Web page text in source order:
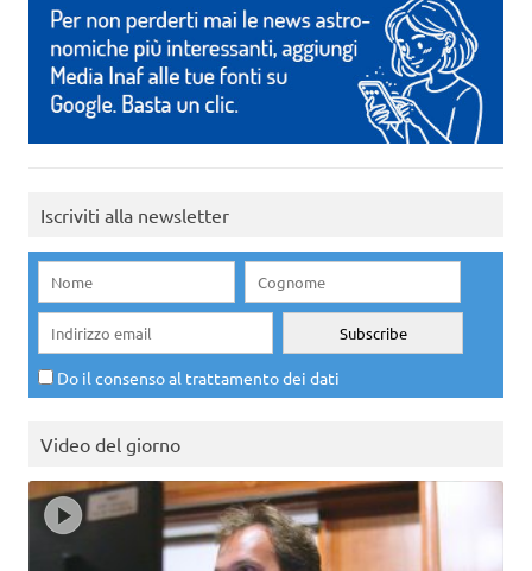
Iscriviti alla newsletter
Do il consenso al trattamento dei dati
Video del giorno